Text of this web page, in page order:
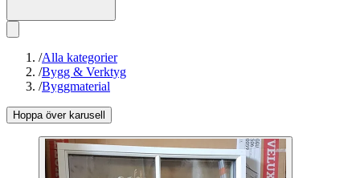
/Alla kategorier
/Bygg & Verktyg
/Byggmaterial
Hoppa över karusell